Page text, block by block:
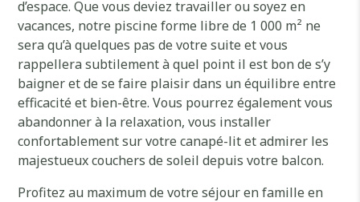
d’espace. Que vous deviez travailler ou soyez en
vacances, notre piscine forme libre de 1 000 m² ne
sera qu’à quelques pas de votre suite et vous
rappellera subtilement à quel point il est bon de s’y
baigner et de se faire plaisir dans un équilibre entre
efficacité et bien-être. Vous pourrez également vous
abandonner à la relaxation, vous installer
confortablement sur votre canapé-lit et admirer les
majestueux couchers de soleil depuis votre balcon.
Profitez au maximum de votre séjour en famille en